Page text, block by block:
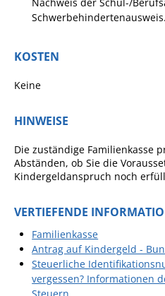
Schwerbehindertenausweis.
KOSTEN
Keine
HINWEISE
Die zuständige Familienkasse
Abständen, ob Sie die
Kindergeldanspruch noch
VERTIEFENDE
Familienkasse
Antrag auf Kindergeld -
Steuerliche
vergessen? Informationen